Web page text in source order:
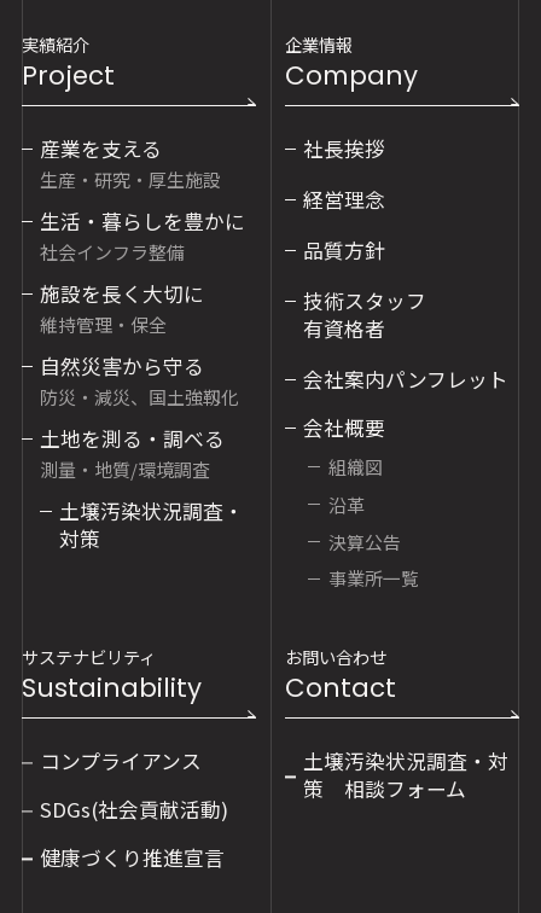
実績紹介
Project
産業を支える
生産・研究・厚生施設
生活・暮らしを豊かに
社会インフラ整備
施設を長く大切に
維持管理・保全
自然災害から守る
防災・減災、国土強靱化
土地を測る・調べる
測量・地質/環境調査
土壌汚染状況調査・
対策
企業情報
Company
社長挨拶
経営理念
品質方針
技術スタッフ
有資格者
会社案内パンフレット
会社概要
組織図
沿革
決算公告
事業所一覧
サステナビリティ
Sustainability
コンプライアンス
SDGs(社会貢献活動)
健康づくり推進宣言
お問い合わせ
Contact
土壌汚染状況調査・対
策 相談フォーム